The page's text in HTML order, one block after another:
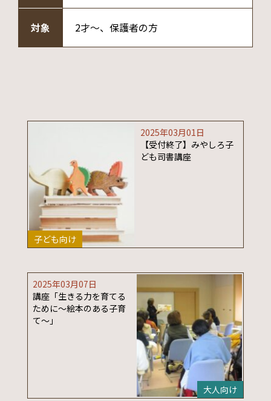
対象 2才～、保護者の方
子ども向け
2025年03月01日
【受付終了】みやしろ子
ども司書講座
大人向け
2025年03月07日
講座「生きる力を育てる
ために～絵本のある子育
て～」